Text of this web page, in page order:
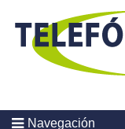
content
Navegación